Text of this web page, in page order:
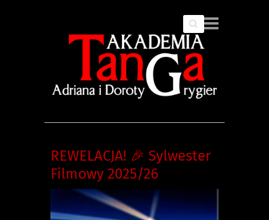
Search
REWELACJA! 🎉 Sylwester
Filmowy 2025/26